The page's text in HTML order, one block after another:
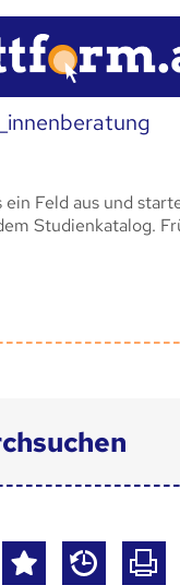
Feld aus und
Studienkatalog.